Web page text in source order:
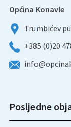
Općina Konavle
Trumbićev
+385 (0)20
Posljedne